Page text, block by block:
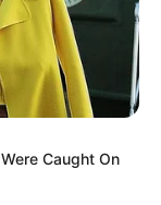
Caught On